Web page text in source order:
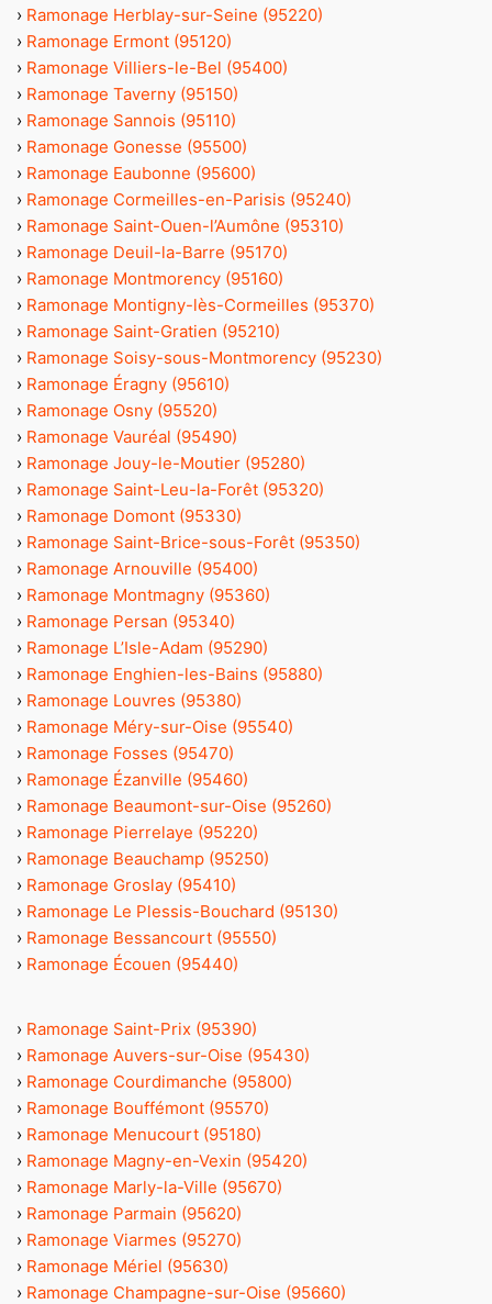
› Ramonage Herblay-sur-Seine (95220)
› Ramonage Ermont (95120)
› Ramonage Villiers-le-Bel (95400)
› Ramonage Taverny (95150)
› Ramonage Sannois (95110)
› Ramonage Gonesse (95500)
› Ramonage Eaubonne (95600)
› Ramonage Cormeilles-en-Parisis (95240)
› Ramonage Saint-Ouen-l’Aumône (95310)
› Ramonage Deuil-la-Barre (95170)
› Ramonage Montmorency (95160)
› Ramonage Montigny-lès-Cormeilles (95370)
› Ramonage Saint-Gratien (95210)
› Ramonage Soisy-sous-Montmorency (95230)
› Ramonage Éragny (95610)
› Ramonage Osny (95520)
› Ramonage Vauréal (95490)
› Ramonage Jouy-le-Moutier (95280)
› Ramonage Saint-Leu-la-Forêt (95320)
› Ramonage Domont (95330)
› Ramonage Saint-Brice-sous-Forêt (95350)
› Ramonage Arnouville (95400)
› Ramonage Montmagny (95360)
› Ramonage Persan (95340)
› Ramonage L’Isle-Adam (95290)
› Ramonage Enghien-les-Bains (95880)
› Ramonage Louvres (95380)
› Ramonage Méry-sur-Oise (95540)
› Ramonage Fosses (95470)
› Ramonage Ézanville (95460)
› Ramonage Beaumont-sur-Oise (95260)
› Ramonage Pierrelaye (95220)
› Ramonage Beauchamp (95250)
› Ramonage Groslay (95410)
› Ramonage Le Plessis-Bouchard (95130)
› Ramonage Bessancourt (95550)
› Ramonage Écouen (95440)
› Ramonage Saint-Prix (95390)
› Ramonage Auvers-sur-Oise (95430)
› Ramonage Courdimanche (95800)
› Ramonage Bouffémont (95570)
› Ramonage Menucourt (95180)
› Ramonage Magny-en-Vexin (95420)
› Ramonage Marly-la-Ville (95670)
› Ramonage Parmain (95620)
› Ramonage Viarmes (95270)
› Ramonage Mériel (95630)
› Ramonage Champagne-sur-Oise (95660)